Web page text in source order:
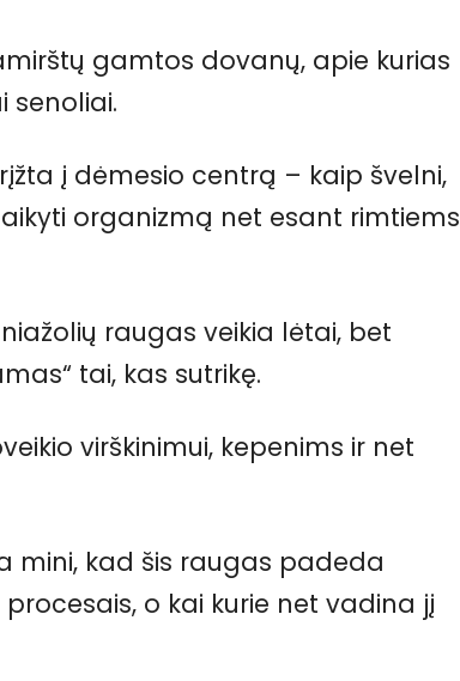
gamtos dovanų, apie kurias
senoliai.
į dėmesio centrą – kaip švelni,
organizmą net esant rimtiems
raugas veikia lėtai, bet
tai, kas sutrikę.
virškinimui, kepenims ir net
mini, kad šis raugas padeda
o kai kurie net vadina jį